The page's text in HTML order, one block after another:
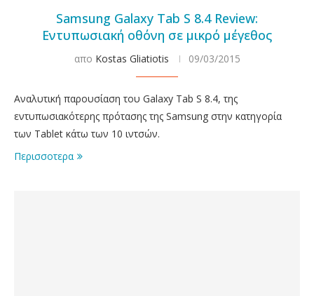
Samsung Galaxy Tab S 8.4 Review:
Εντυπωσιακή οθόνη σε μικρό μέγεθος
απο Kostas Gliatiotis 09/03/2015
Αναλυτική παρουσίαση του Galaxy Tab S 8.4, της
εντυπωσιακότερης πρότασης της Samsung στην κατηγορία
των Tablet κάτω των 10 ιντσών.
Περισσοτερα